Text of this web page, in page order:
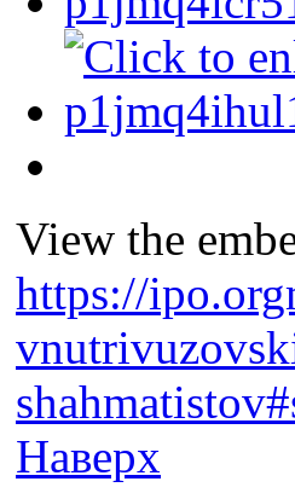
View the
https://
Наверх